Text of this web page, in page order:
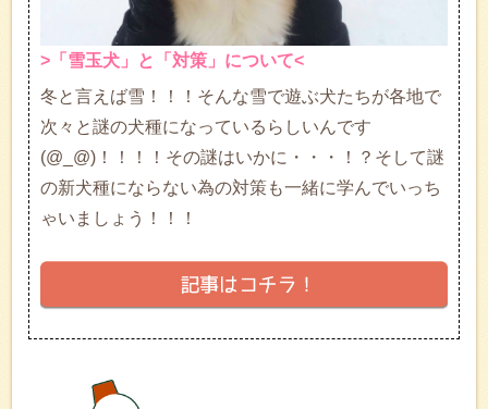
>「雪玉犬」と「対策」について<
冬と言えば雪！！！そんな雪で遊ぶ犬たちが各地で
次々と謎の犬種になっているらしいんです
(@_@)！！！！その謎はいかに・・・！？そして謎
の新犬種にならない為の対策も一緒に学んでいっち
ゃいましょう！！！